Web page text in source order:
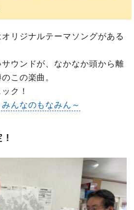
リジナルテーマソングがある
ウンドが、なかなか頭から離
この楽曲。
ク！
んなのもなみん～